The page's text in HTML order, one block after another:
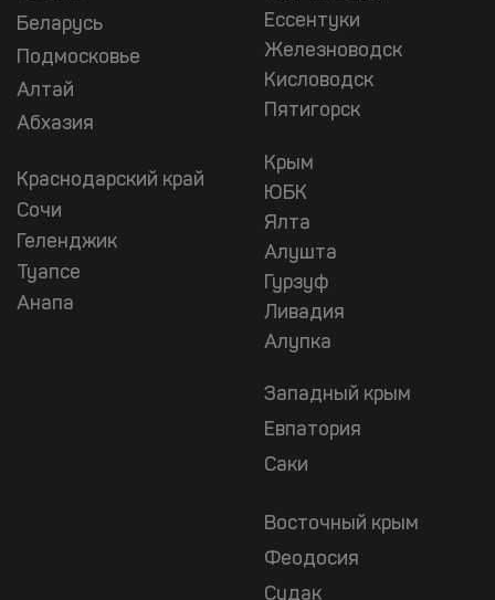
Беларусь
Подмосковье
Алтай
Абхазия
Краснодарский край
Сочи
Геленджик
Туапсе
Анапа
Ессентуки
Железноводск
Кисловодск
Пятигорск
Крым
ЮБК
Ялта
Алушта
Гурзуф
Ливадия
Алупка
Западный крым
Евпатория
Саки
Восточный крым
Феодосия
Судак